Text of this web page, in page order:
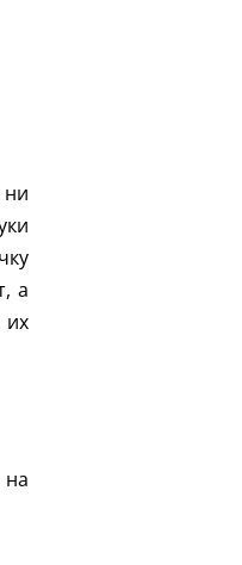
ни
а
их
на